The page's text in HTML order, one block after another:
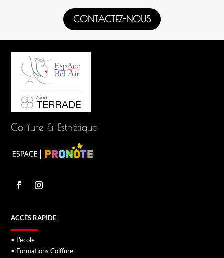
CONTACTEZ-NOUS
Coiffure & Esthétique
ACCÈS RAPIDE
• L'école
• Formations Coiffure